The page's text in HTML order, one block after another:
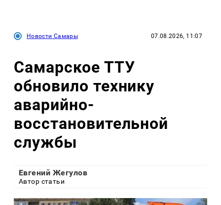
Новости Самары 07.08.2026, 11:07
Самарское ТТУ
обновило технику
аварийно-
восстановительной
службы
Евгений Жегулов
Автор статьи